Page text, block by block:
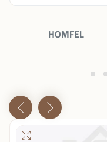
ELNOMROSY